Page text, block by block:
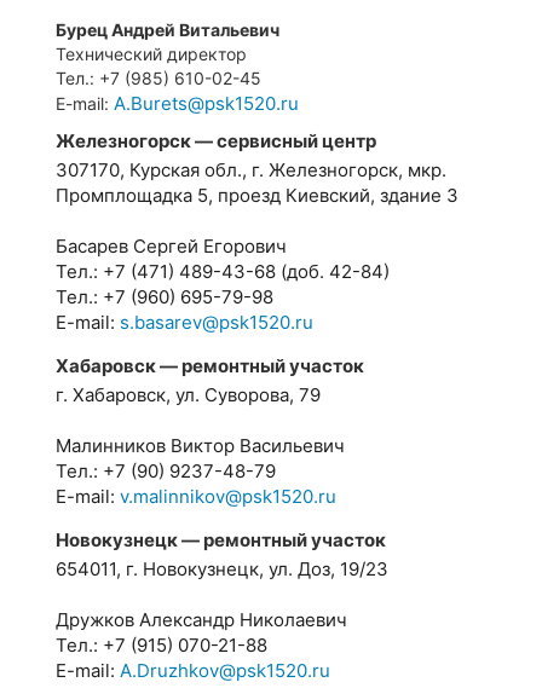
Бурец Андрей Витальевич
Технический директор
Тел.: +7 (985) 610-02-45
E-mail: A.Burets@psk1520.ru
Железногорск — сервисный центр
307170, Курская обл., г. Железногорск, мкр.
Промплощадка 5, проезд Киевский, здание 3
Басарев Сергей Егорович
Тел.: +7 (471) 489-43-68 (доб. 42-84)
Тел.: +7 (960) 695-79-98
E-mail: s.basarev@psk1520.ru
Хабаровск — ремонтный участок
г. Хабаровск, ул. Суворова, 79
Малинников Виктор Васильевич
Тел.: +7 (90) 9237-48-79
E-mail: v.malinnikov@psk1520.ru
Новокузнецк — ремонтный участок
654011, г. Новокузнецк, ул. Доз, 19/23
Дружков Александр Николаевич
Тел.: +7 (915) 070-21-88
E-mail: A.Druzhkov@psk1520.ru